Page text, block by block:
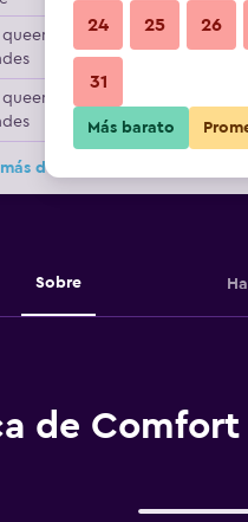
2
2
de Comfort Inn & Suites
Sobre
de Comfort
24 25 26
31
Más barato